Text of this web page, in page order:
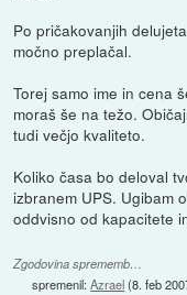
Po pričakovanjih
močno preplačal.
Torej samo ime in cena
moraš še na težo.
tudi večjo kvaliteto.
Koliko časa bo deloval
izbranem UPS. Ugibam
oddvisno od kapacitete
Zgodovina sprememb…
spremenil:Azrael(8. feb